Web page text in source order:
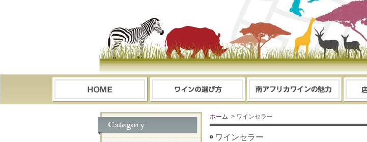
ホーム > ワインセラー
ワインセラー